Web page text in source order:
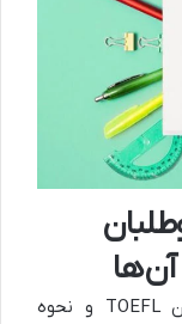
شناخت اشتباهات گرامری رایج در آزمون TOEFL و نحوه